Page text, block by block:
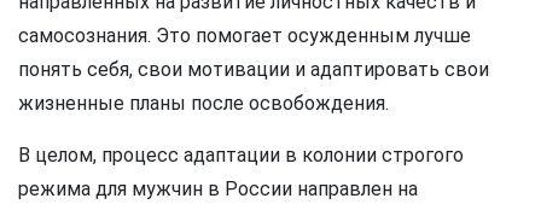
самосознания. Это помогает осужденным лучше
понять себя, свои мотивации и адаптировать свои
жизненные планы после освобождения.
В целом, процесс адаптации в колонии строгого
режима для мужчин в России направлен на